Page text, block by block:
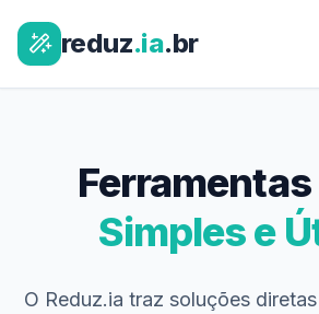
reduz.ia.br
Ferramentas
Simples e
O Reduz.ia traz soluções